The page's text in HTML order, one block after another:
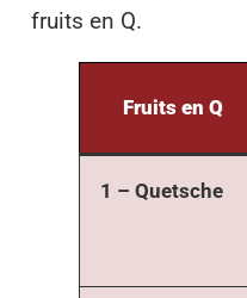
fruits en Q.
Fruits en Q
1 – Quetsche